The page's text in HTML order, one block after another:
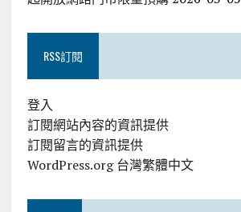
RSS訂閱
登入
訂閱網站內容的資訊提供
訂閱留言的資訊提供
WordPress.org 台灣繁體中文